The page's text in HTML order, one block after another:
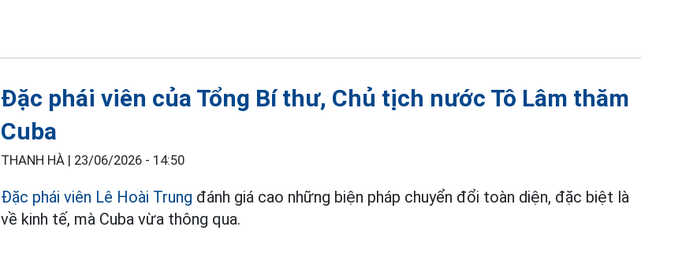
Đặc phái viên của Tổng Bí thư, Chủ tịch nước Tô Lâm thăm
Cuba
THANH HÀ | 23/06/2026 - 14:50
Đặc phái viên Lê Hoài Trung đánh giá cao những biện pháp chuyển đổi toàn diện, đặc biệt là
về kinh tế, mà Cuba vừa thông qua.